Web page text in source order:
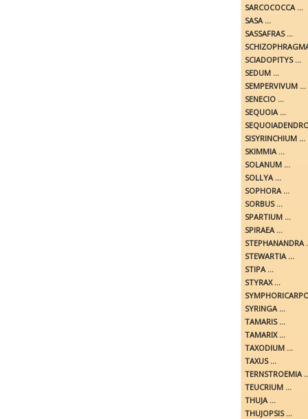
SARCOCOCCA ...
SASA ...
SASSAFRAS ...
SCIADOPITYS ...
SEDUM ...
SEMPERVIVUM ...
SENECIO ...
SEQUOIA ...
SISYRINCHIUM ...
SKIMMIA ...
SOLANUM ...
SOLLYA ...
SOPHORA ...
SORBUS ...
SPARTIUM ...
SPIRAEA ...
STEPHANANDRA
STEWARTIA ...
STIPA ...
STYRAX ...
SYRINGA ...
TAMARIS ...
TAMARIX ...
TAXODIUM ...
TAXUS ...
TERNSTROEMIA
TEUCRIUM ...
THUJA ...
THUJOPSIS ...